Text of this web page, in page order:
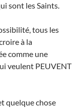
sont les Saints.
tous les
à la
comme une
veulent PEUVENT
quelque chose